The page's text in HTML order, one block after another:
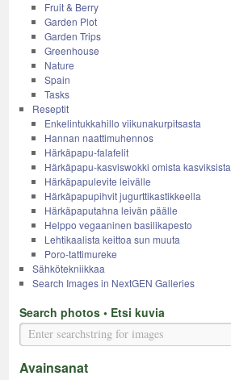
Fruit & Berry
Garden Plot
Garden Trips
Greenhouse
Nature
Spain
Tasks
Reseptit
Enkelintukkahillo viikunakurpitsasta
Hannan naattimuhennos
Härkäpapu-falafelit
Härkäpapu-kasviswokki omista kasviksista
Härkäpapulevite leivälle
Härkäpapupihvit jugurttikastikkeella
Härkäpaputahna leivän päälle
Helppo vegaaninen basilikapesto
Lehtikaalista keittoa sun muuta
Poro-tattimureke
Sähkötekniikkaa
Search Images in NextGEN Galleries
Search photos • Etsi kuvia
Avainsanat